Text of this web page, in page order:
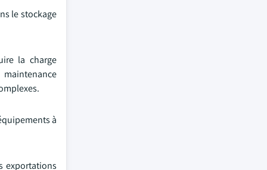
le stockage
la charge
à
exportations